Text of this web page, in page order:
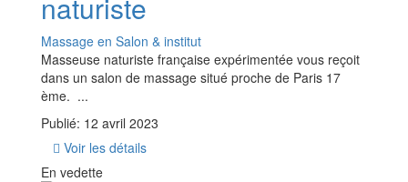
Massage en Salon & institut
Masseuse naturiste française expérimentée vous reçoit
dans un salon de massage situé proche de Paris 17
ème. ...
Publié: 12 avril 2023
Voir les détails
En vedette